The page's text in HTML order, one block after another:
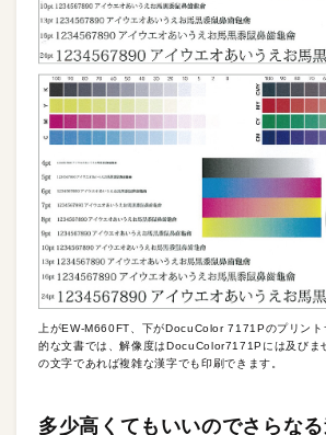
上がEW-M660FT、下がDocuColor 7171Pのプリント
的な文書では、解像度はDocuColor7171Pには及びま
の文字であれば複雑な漢字でも印刷できます。
多少高くてもいいのでさらな